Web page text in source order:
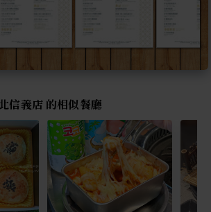
信義店 的相似餐廳